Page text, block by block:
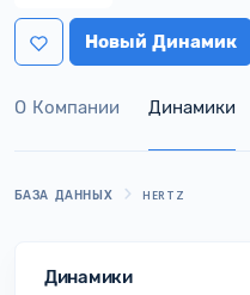
Новый Динамик
О Компании Динамики
БАЗА ДАННЫХ HERTZ
Динамики